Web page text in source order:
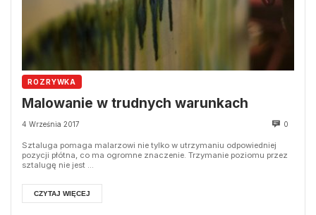
ROZRYWKA
Malowanie w trudnych warunkach
4 Września 2017 0
Sztaluga pomaga malarzowi nie tylko w utrzymaniu odpowiedniej
pozycji płótna, co ma ogromne znaczenie. Trzymanie poziomu przez
sztalugę nie jest ...
CZYTAJ WIĘCEJ